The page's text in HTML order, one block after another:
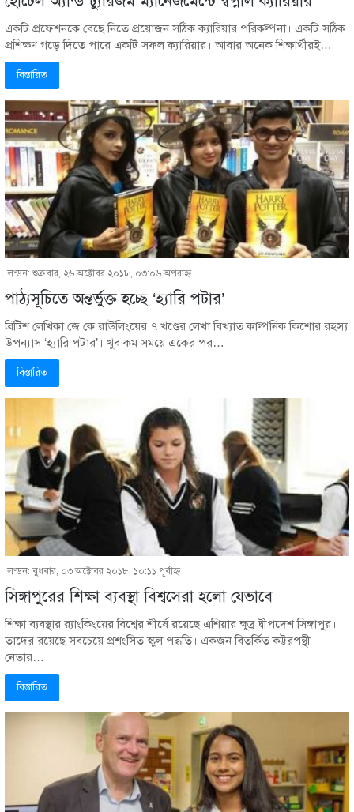
একটি প্রফেশনকে বেছে নিতে প্রয়োজন সঠিক ক্যারিয়ার পরিকল্পনা। একটি সঠিক
প্রশিক্ষণ গড়ে দিতে পারে একটি সফল ক্যারিয়ার। আবার অনেক শিক্ষার্থীরই…
বিস্তারিত
লন্ডন: শুক্রবার, ২৬ অক্টোবর ২০১৮, ০৩:০৬ অপরাহ্ণ
পাঠ্যসূচিতে অন্তর্ভুক্ত হচ্ছে ‘হ্যারি পটার’
ব্রিটিশ লেখিকা জে কে রাউলিংয়ের ৭ খণ্ডের লেখা বিখ্যাত কাল্পনিক কিশোর রহস্য
উপন্যাস ‘হ্যারি পটার’। খুব কম সময়ে একের পর…
বিস্তারিত
লন্ডন: বুধবার, ০৩ অক্টোবর ২০১৮, ১০:১১ পূর্বাহ্ণ
সিঙ্গাপুরের শিক্ষা ব্যবস্থা বিশ্বসেরা হলো যেভাবে
শিক্ষা ব্যবস্থার র‍্যাংকিংয়ের বিশ্বের শীর্ষে রয়েছে এশিয়ার ক্ষুদ্র দ্বীপদেশ সিঙ্গাপুর।
তাদের রয়েছে সবচেয়ে প্রশংসিত স্কুল পদ্ধতি। একজন বিতর্কিত কট্টরপন্থী
নেতার…
বিস্তারিত